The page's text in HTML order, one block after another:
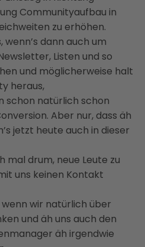
Communityaufbau in
zu erhöhen.
dann auch um
Listen und so
und möglicherweise halt
heraus,
schon natürlich schon
Aber nur, dass äh
jetzt heute auch in dieser
mal drum, neue Leute zu
uns keinen Kontakt
wenn wir natürlich über
und äh uns auch den
äh irgendwie